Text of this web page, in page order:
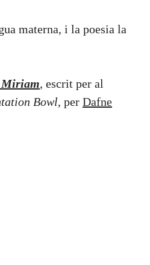
materna, i la poesia la
Miriam, escrit per al
Bowl, per Dafne